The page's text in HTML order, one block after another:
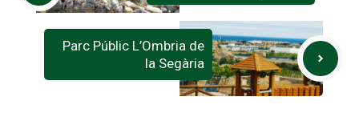
Parc Públic L’Ombria de
la Segària